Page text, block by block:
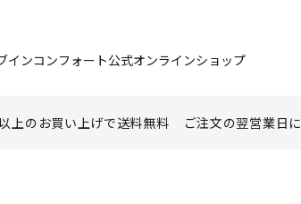
ンコンフォート公式オンラインショップ
上のお買い上げで送料無料 ご注文の翌営業日に